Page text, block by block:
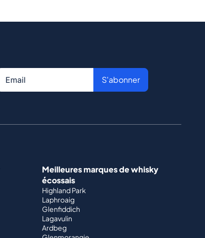
S'abonner
Meilleures marques de whisky
écossais
Highland Park
Laphroaig
Glenfiddich
Lagavulin
Ardbeg